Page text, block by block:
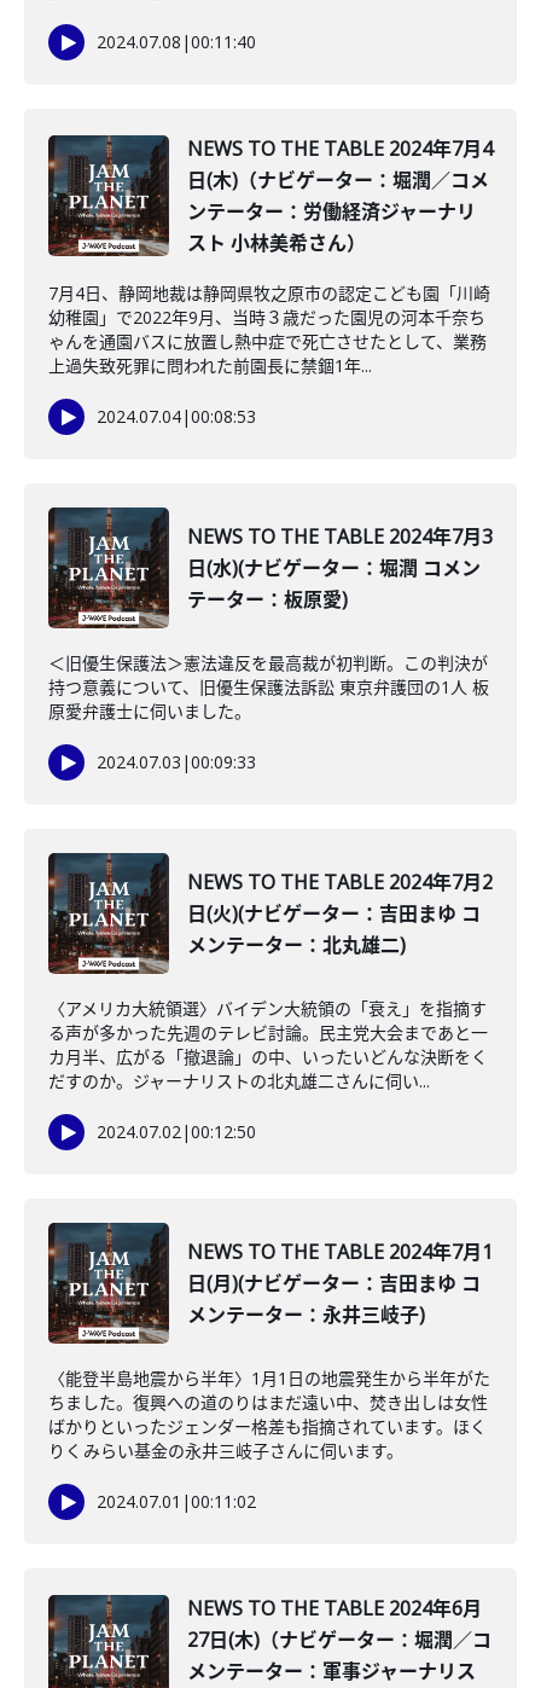
2024.07.08 |00:11:40
NEWS TO THE TABLE 2024年7月4
日(木)（ナビゲーター：堀潤／コメ
ンテーター：労働経済ジャーナリ
スト 小林美希さん）
7月4日、静岡地裁は静岡県牧之原市の認定こども園「川崎
幼稚園」で2022年9月、当時３歳だった園児の河本千奈ち
ゃんを通園バスに放置し熱中症で死亡させたとして、業務
上過失致死罪に問われた前園長に禁錮1年...
2024.07.04|00:08:53
NEWS TO THE TABLE 2024年7月3
日(水)(ナビゲーター：堀潤 コメン
テーター：板原愛)
＜旧優生保護法＞憲法違反を最高裁が初判断。この判決が
持つ意義について、旧優生保護法訴訟 東京弁護団の1人 板
原愛弁護士に伺いました。
2024.07.03 |00:09:33
NEWS TO THE TABLE 2024年7月2
日(火)(ナビゲーター：吉田まゆ コ
メンテーター：北丸雄二)
〈アメリカ大統領選〉バイデン大統領の「衰え」を指摘す
る声が多かった先週のテレビ討論。民主党大会まであと一
カ月半、広がる「撤退論」の中、いったいどんな決断をく
だすのか。ジャーナリストの北丸雄二さんに伺い...
2024.07.02|00:12:50
NEWS TO THE TABLE 2024年7月1
日(月)(ナビゲーター：吉田まゆ コ
メンテーター：永井三岐子)
〈能登半島地震から半年〉1月1日の地震発生から半年がた
ちました。復興への道のりはまだ遠い中、焚き出しは女性
ばかりといったジェンダー格差も指摘されています。ほく
りくみらい基金の永井三岐子さんに伺います。
2024.07.01 |00:11:02
NEWS TO THE TABLE 2024年6月
27日(木)（ナビゲーター：堀潤／コ
メンテーター：軍事ジャーナリス